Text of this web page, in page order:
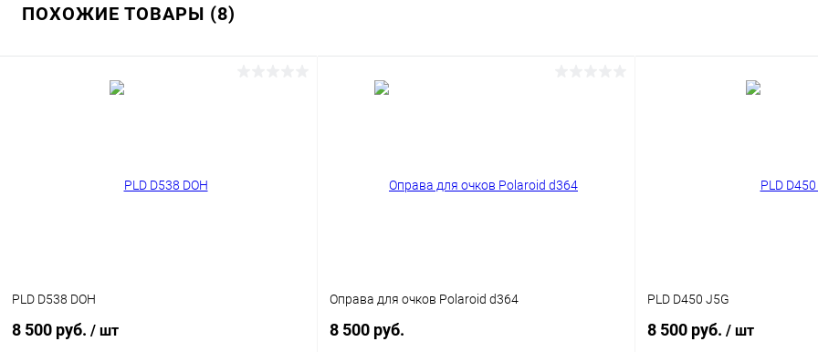
ПОХОЖИЕ ТОВАРЫ (8)
PLD D538 DOH
8 500 руб. / шт
Оправа для очков Polaroid d364
8 500 руб.
PLD D450 J5G
8 500 руб. / шт